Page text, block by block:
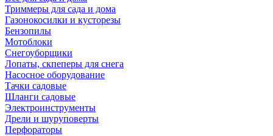
Триммеры для сада и дома
Газонокосилки и кусторезы
Бензопилы
Мотоблоки
Снегоуборщики
Лопаты, скпеперы для снега
Насосное оборудование
Тачки садовые
Шланги садовые
Электроинструменты
Дрели и шуруповерты
Перфораторы